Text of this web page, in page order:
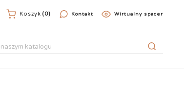
Koszyk (0) Kontakt Wirtualny spacer